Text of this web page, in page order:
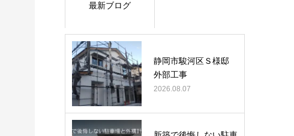
最新ブログ
静岡市駿河区Ｓ様邸
外部工事
2026.08.07